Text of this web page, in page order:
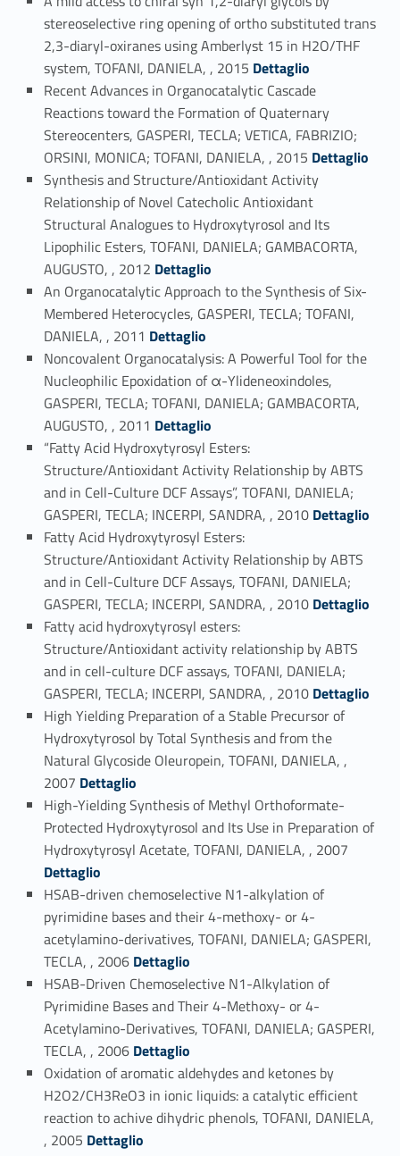
stereoselective ring opening of ortho substituted trans
2,3-diaryl-oxiranes using Amberlyst 15 in H2O/THF
system, TOFANI, DANIELA, , 2015Link identifier #identifier_person_92248-22Dettaglio
Recent Advances in Organocatalytic Cascade
Reactions toward the Formation of Quaternary
Stereocenters, GASPERI, TECLA; VETICA, FABRIZIO;
ORSINI, MONICA; TOFANI, DANIELA, , 2015 Link identifier #identifier_person_74916-23
Dettaglio
Synthesis and Structure/Antioxidant Activity
Relationship of Novel Catecholic Antioxidant
Structural Analogues to Hydroxytyrosol and Its
Lipophilic Esters, TOFANI, DANIELA; GAMBACORTA,
AUGUSTO, , 2012 Link identifier #identifier_person_89859-24
Dettaglio
An Organocatalytic Approach to the Synthesis of Six-
Membered Heterocycles, GASPERI, TECLA; TOFANI,
DANIELA, , 2011 Link identifier #identifier_person_162312-25
Dettaglio
Noncovalent Organocatalysis: A Powerful Tool for the
Nucleophilic Epoxidation of α-Ylideneoxindoles,
GASPERI, TECLA; TOFANI, DANIELA; GAMBACORTA,
AUGUSTO, , 2011 Link identifier #identifier_person_23785-26
Dettaglio
“Fatty Acid Hydroxytyrosyl Esters:
Structure/Antioxidant Activity Relationship by ABTS
and in Cell-Culture DCF Assays”, TOFANI, DANIELA;
GASPERI, TECLA; INCERPI, SANDRA, , 2010 Link identifier #identifier_person_80613-27
Dettaglio
Fatty Acid Hydroxytyrosyl Esters:
Structure/Antioxidant Activity Relationship by ABTS
and in Cell-Culture DCF Assays, TOFANI, DANIELA;
GASPERI, TECLA; INCERPI, SANDRA, , 2010 Link identifier #identifier_person_45994-28
Dettaglio
Fatty acid hydroxytyrosyl esters:
Structure/Antioxidant activity relationship by ABTS
and in cell-culture DCF assays, TOFANI, DANIELA;
GASPERI, TECLA; INCERPI, SANDRA, , 2010 Link identifier #identifier_person_95156-29
Dettaglio
High Yielding Preparation of a Stable Precursor of
Hydroxytyrosol by Total Synthesis and from the
Natural Glycoside Oleuropein, TOFANI, DANIELA, ,
2007 Link identifier #identifier_person_89187-30
Dettaglio
High-Yielding Synthesis of Methyl Orthoformate-
Protected Hydroxytyrosol and Its Use in Preparation of
Hydroxytyrosyl Acetate, TOFANI, DANIELA, , 2007
Dettaglio
HSAB-driven chemoselective N1-alkylation of
pyrimidine bases and their 4-methoxy- or 4-
acetylamino-derivatives, TOFANI, DANIELA; GASPERI,
TECLA, , 2006 Link identifier #identifier_person_178462-32
Dettaglio
HSAB-Driven Chemoselective N1-Alkylation of
Pyrimidine Bases and Their 4-Methoxy- or 4-
Acetylamino-Derivatives, TOFANI, DANIELA; GASPERI,
TECLA, , 2006 Link identifier #identifier_person_138532-33
Dettaglio
Oxidation of aromatic aldehydes and ketones by
H2O2/CH3ReO3 in ionic liquids: a catalytic efficient
reaction to achive dihydric phenols, TOFANI, DANIELA,
, 2005 Link identifier #identifier_person_35023-34
Dettaglio